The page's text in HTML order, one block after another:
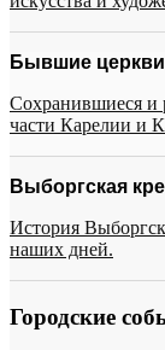
Бывшие
Сохранившиеся и
части Карелии и
Выборгская
История
наших дней.
Городские